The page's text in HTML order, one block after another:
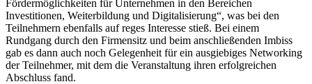
Fördermöglichkeiten für Unternehmen in den Bereichen
Investitionen, Weiterbildung und Digitalisierung“, was bei den
Teilnehmern ebenfalls auf reges Interesse stieß. Bei einem
Rundgang durch den Firmensitz und beim anschließenden Imbiss
gab es dann auch noch Gelegenheit für ein ausgiebiges Networking
der Teilnehmer, mit dem die Veranstaltung ihren erfolgreichen
Abschluss fand.